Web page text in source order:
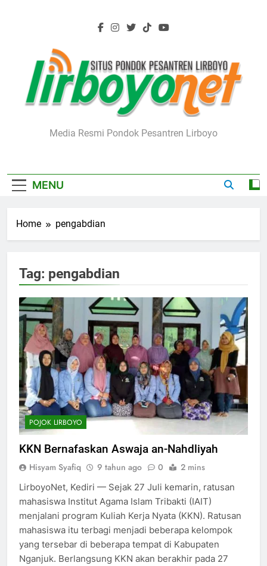
Lirboyo.net
Media Resmi Pondok Pesantren Lirboyo
MENU
Home pengabdian
Tag: pengabdian
POJOK LIRBOYO
KKN Bernafaskan Aswaja an-Nahdliyah
Hisyam Syafiq 9 tahun ago 0 2 mins
LirboyoNet, Kediri — Sejak 27 Juli kemarin, ratusan
mahasiswa Institut Agama Islam Tribakti (IAIT)
menjalani program Kuliah Kerja Nyata (KKN). Ratusan
mahasiswa itu terbagi menjadi beberapa kelompok
yang tersebar di beberapa tempat di Kabupaten
Nganjuk. Berlangsung KKN akan berakhir pada 27